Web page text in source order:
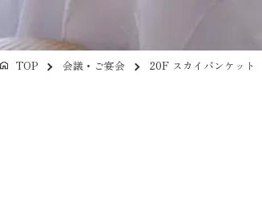
TOP 会議・ご宴会 20F スカイバンケット